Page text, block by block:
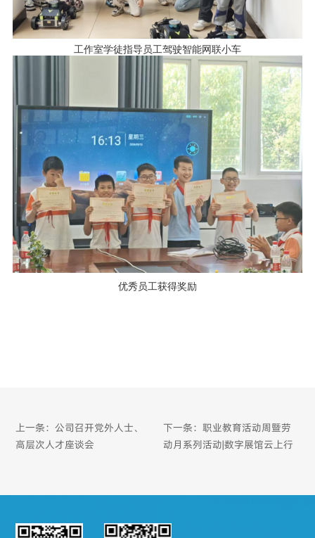
工作室学徒指导员工驾驶智能网联小车
优秀员工获得奖励
上一条：公司召开党外人士、
高层次人才座谈会
下一条：职业教育活动周暨劳
动月系列活动|数字展馆云上行